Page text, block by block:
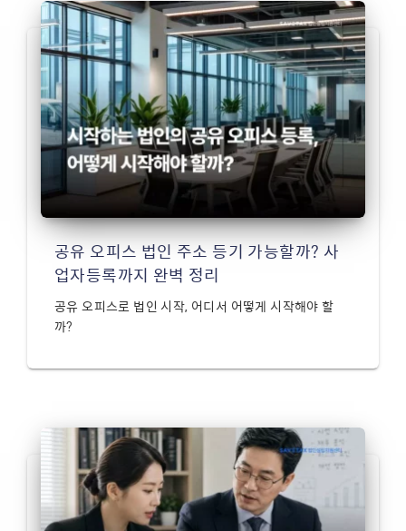
공유 오피스 법인 주소 등기 가능할까? 사
업자등록까지 완벽 정리
공유 오피스로 법인 시작, 어디서 어떻게 시작해야 할
까?